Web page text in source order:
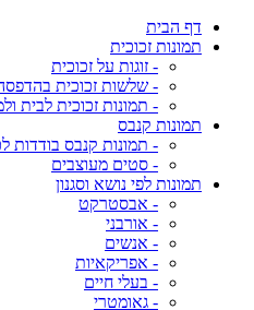
דף הבית
תמונות זכוכית
- זוגות על זכוכית
- שלשות זכוכית
- תמונות זכוכית לבית
תמונות קנבס
- תמונות קנבס בודדות
- סטים מעוצבים
תמונות לפי נושא וסגנון
- אבסטרקט
- אורבני
- אנשים
- אפריקאיות
- בעלי חיים
- גאומטרי